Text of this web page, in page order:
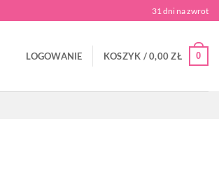
31 dni na zwrot
LOGOWANIE KOSZYK /0,00ZŁ 0